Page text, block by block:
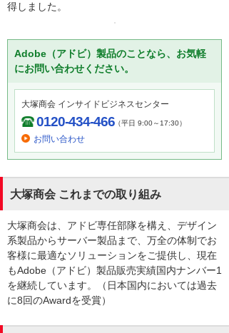
得しました。
Adobe（アドビ）製品のことなら、お気軽
にお問い合わせください。
大塚商会 インサイドビジネスセンター
0120-434-466（平日 9:00～17:30）
お問い合わせ
大塚商会 これまでの取り組み
大塚商会は、アドビ専任部隊を構え、デザイン
系製品からサーバー製品まで、万全の体制でお
客様に最適なソリューションをご提供し、現在
もAdobe（アドビ）製品販売実績国内ナンバー1
を継続しています。（日本国内においては過去
に8回のAwardを受賞）